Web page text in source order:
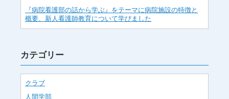
『病院看護部の話から学ぶ』をテーマに病院施設の特徴と
概要、新人看護師教育について学びました
カテゴリー
クラブ
人間学部